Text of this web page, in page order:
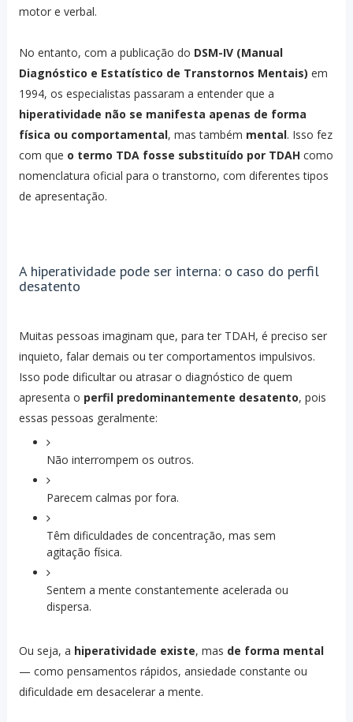
motor e verbal.
No entanto, com a publicação do DSM-IV (Manual
Diagnóstico e Estatístico de Transtornos Mentais) em
1994, os especialistas passaram a entender que a
hiperatividade não se manifesta apenas de forma
física ou comportamental, mas também mental. Isso fez
com que o termo TDA fosse substituído por TDAHcomo
nomenclatura oficial para o transtorno, com diferentes tipos
de apresentação.
A hiperatividade pode ser interna: o caso do perfil
desatento
Muitas pessoas imaginam que, para ter TDAH, é preciso ser
inquieto, falar demais ou ter comportamentos impulsivos.
Isso pode dificultar ou atrasar o diagnóstico de quem
apresenta o perfil predominantemente desatento, pois
essas pessoas geralmente:
Não interrompem os outros.
Parecem calmas por fora.
Têm dificuldades de concentração, mas sem
agitação física.
Sentem a mente constantemente acelerada ou
dispersa.
Ou seja, a hiperatividade existe, mas de forma mental
— como pensamentos rápidos, ansiedade constante ou
dificuldade em desacelerar a mente.